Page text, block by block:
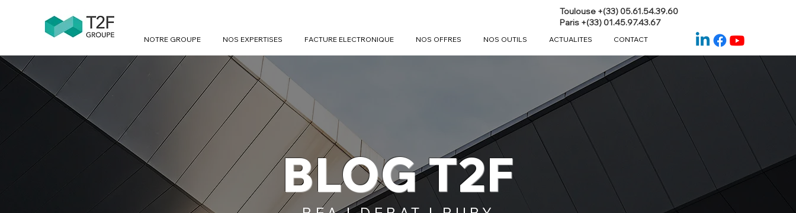
Toulouse +(33) 05.61.54.39.60
Paris +(33) 01.45.97.43.67
NOTRE GROUPE NOS EXPERTISES FACTURE ELECTRONIQUE NOS OFFRES NOS OUTILS ACTUALITES CONTACT
BLOG T2F